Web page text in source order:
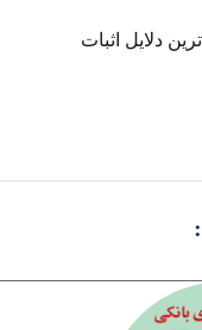
دلایل اثبات